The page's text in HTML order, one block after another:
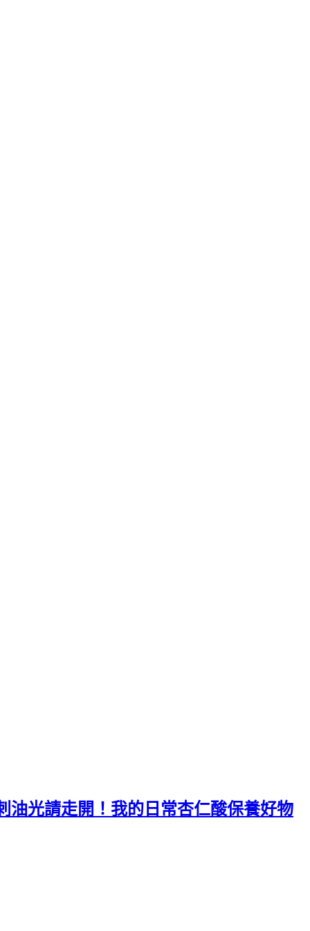
油光請走開！我的日常杏仁酸保養好物